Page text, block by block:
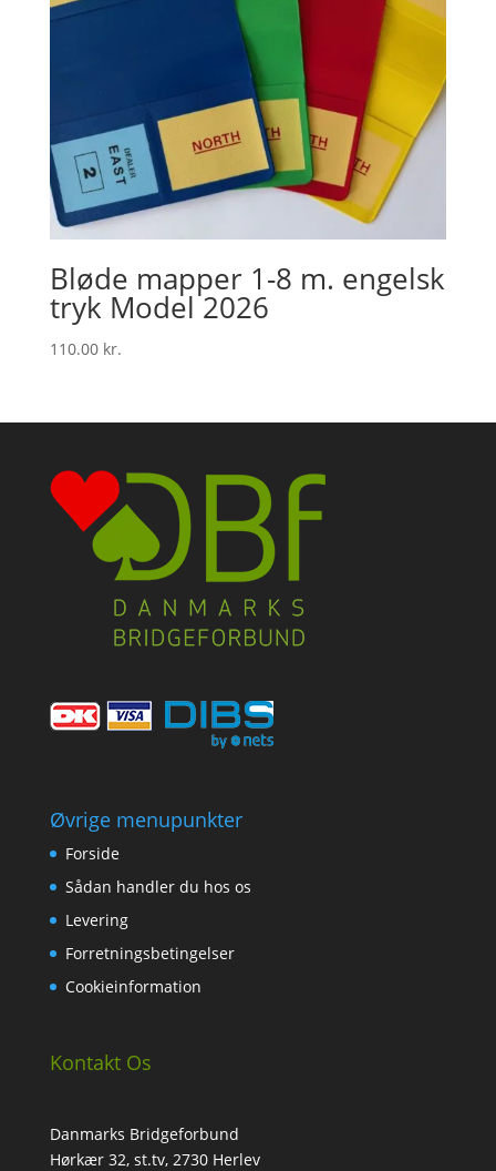
Bløde mapper 1-8 m. engelsk
tryk Model 2026
110.00 kr.
Øvrige menupunkter
Forside
Sådan handler du hos os
Levering
Forretningsbetingelser
Cookieinformation
Kontakt Os
Danmarks Bridgeforbund
Hørkær 32, st.tv, 2730 Herlev